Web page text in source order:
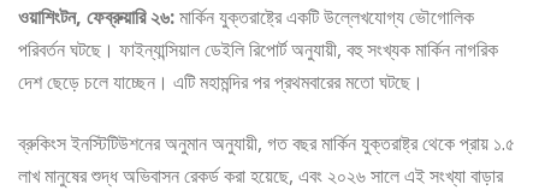
ওয়াশিংটন, ফেব্রুয়ারি ২৬:মার্কিন যুক্তরাষ্ট্রে একটি উল্লেখযোগ্য ভৌগোলিক
পরিবর্তন ঘটছে। ফাইন্যান্সিয়াল ডেইলি রিপোর্ট অনুযায়ী, বহু সংখ্যক মার্কিন নাগরিক
দেশ ছেড়ে চলে যাচ্ছেন। এটি মহামন্দির পর প্রথমবারের মতো ঘটছে।
ব্রুকিংস ইনস্টিটিউশনের অনুমান অনুযায়ী, গত বছর মার্কিন যুক্তরাষ্ট্র থেকে প্রায় ১.৫
লাখ মানুষের শুদ্ধ অভিবাসন রেকর্ড করা হয়েছে, এবং ২০২৬ সালে এই সংখ্যা বাড়ার